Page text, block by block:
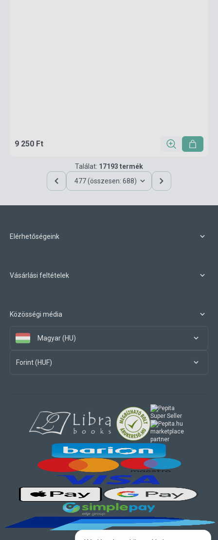
9 250 Ft
Találat: 17193 termék
477 (összesen: 688)
Elérhetőségeink
Vásárlási feltételek
Közösségi média
Magyar (HU)
Forint (HUF)
marketplace
partner